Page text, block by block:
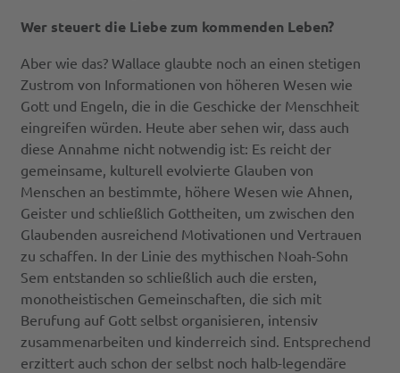
Wer steuert die Liebe zum kommenden Leben?
Aber wie das? Wallace glaubte noch an einen stetigen
Zustrom von Informationen von höheren Wesen wie
Gott und Engeln, die in die Geschicke der Menschheit
eingreifen würden. Heute aber sehen wir, dass auch
diese Annahme nicht notwendig ist: Es reicht der
gemeinsame, kulturell evolvierte Glauben von
Menschen an bestimmte, höhere Wesen wie Ahnen,
Geister und schließlich Gottheiten, um zwischen den
Glaubenden ausreichend Motivationen und Vertrauen
zu schaffen. In der Linie des mythischen Noah-Sohn
Sem entstanden so schließlich auch die ersten,
monotheistischen Gemeinschaften, die sich mit
Berufung auf Gott selbst organisieren, intensiv
zusammenarbeiten und kinderreich sind. Entsprechend
erzittert auch schon der selbst noch halb-legendäre